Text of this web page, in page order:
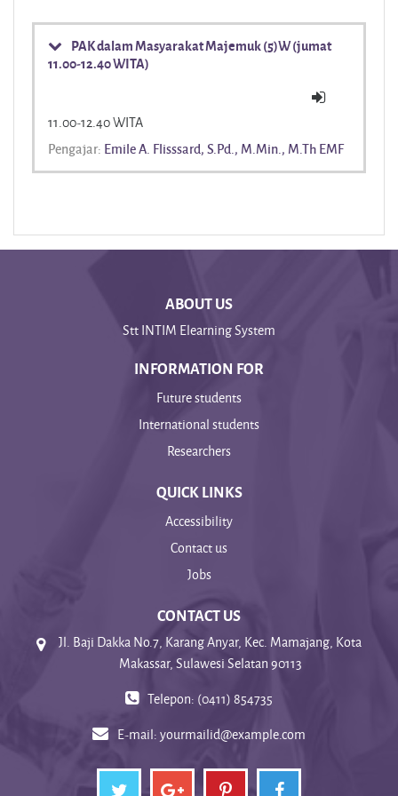
PAK dalam Masyarakat Majemuk (5)W (jumat
11.00-12.40 WITA)
11.00-12.40 WITA
Pengajar: Emile A. Flisssard, S.Pd., M.Min., M.Th EMF
ABOUT US
Stt INTIM Elearning System
INFORMATION FOR
Future students
International students
Researchers
QUICK LINKS
Accessibility
Contact us
Jobs
CONTACT US
Jl. Baji Dakka No.7, Karang Anyar, Kec. Mamajang, Kota
Makassar, Sulawesi Selatan 90113
Telepon: (0411) 854735
E-mail:yourmailid@example.com